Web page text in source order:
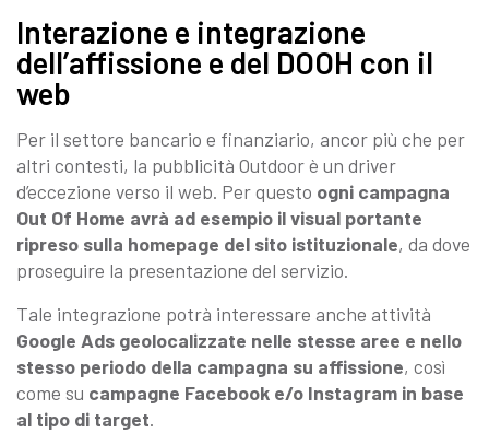
Interazione e integrazione
dell’affissione e del DOOH con il
web
Per il settore bancario e finanziario, ancor più che per
altri contesti, la pubblicità Outdoor è un driver
d’eccezione verso il web. Per questo ogni campagna
Out Of Home avrà ad esempio il visual portante
ripreso sulla homepage del sito istituzionale, da dove
proseguire la presentazione del servizio.
Tale integrazione potrà interessare anche attività
Google Ads geolocalizzate nelle stesse aree e nello
stesso periodo della campagna su affissione, così
come su campagne Facebook e/o Instagram in base
al tipo di target.